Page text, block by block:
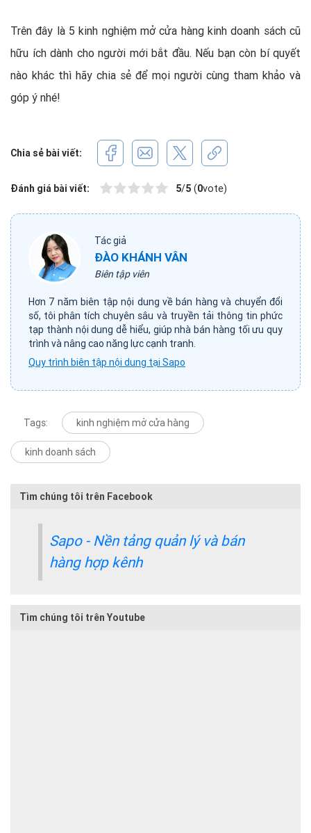
Trên đây là 5 kinh nghiệm mở cửa hàng kinh doanh sách cũ
hữu ích dành cho người mới bắt đầu. Nếu bạn còn bí quyết
nào khác thì hãy chia sẻ để mọi người cùng tham khảo và
góp ý nhé!
Chia sẻ bài viết:
Đánh giá bài viết: 5/5 (0vote)
Tác giả
ĐÀO KHÁNH VÂN
Biên tập viên
Hơn 7 năm biên tập nội dung về bán hàng và chuyển đổi
số, tôi phân tích chuyên sâu và truyền tải thông tin phức
tạp thành nội dung dễ hiểu, giúp nhà bán hàng tối ưu quy
trình và nâng cao năng lực cạnh tranh.
Quy trình biên tập nội dung tại Sapo
Tags: kinh nghiệm mở cửa hàng
kinh doanh sách
Tìm chúng tôi trên Facebook
Sapo - Nền tảng quản lý và bán
hàng hợp kênh
Tìm chúng tôi trên Youtube